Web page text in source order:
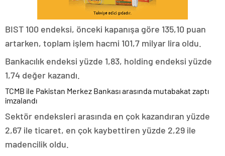
BIST 100 endeksi, önceki kapanışa göre 135,10 puan
artarken, toplam işlem hacmi 101,7 milyar lira oldu.
Bankacılık endeksi yüzde 1,83, holding endeksi yüzde
1,74 değer kazandı.
TCMB ile Pakistan Merkez Bankası arasında mutabakat zaptı
imzalandı
Sektör endeksleri arasında en çok kazandıran yüzde
2,67 ile ticaret, en çok kaybettiren yüzde 2,29 ile
madencilik oldu.